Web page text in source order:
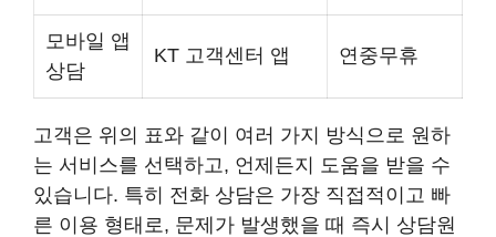
모바일 앱
상담
KT 고객센터 앱 연중무휴
고객은 위의 표와 같이 여러 가지 방식으로 원하
는 서비스를 선택하고, 언제든지 도움을 받을 수
있습니다. 특히 전화 상담은 가장 직접적이고 빠
른 이용 형태로, 문제가 발생했을 때 즉시 상담원